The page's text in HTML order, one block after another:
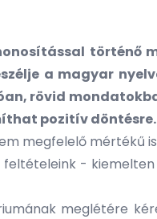
történő
a magyar
rövid
pozitív döntésre.
megfelelő mértékű
-
meglétére